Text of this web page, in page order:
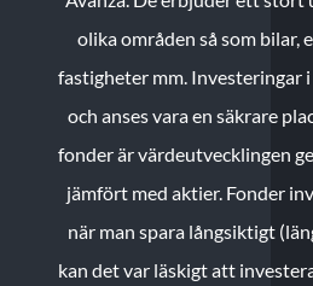
olika områden så som bilar,
fastigheter mm. Investeringar
och anses vara en säkrare
fonder är värdeutvecklingen
jämfört med aktier. Fonder
när man spara långsiktigt
kan det var läskigt att